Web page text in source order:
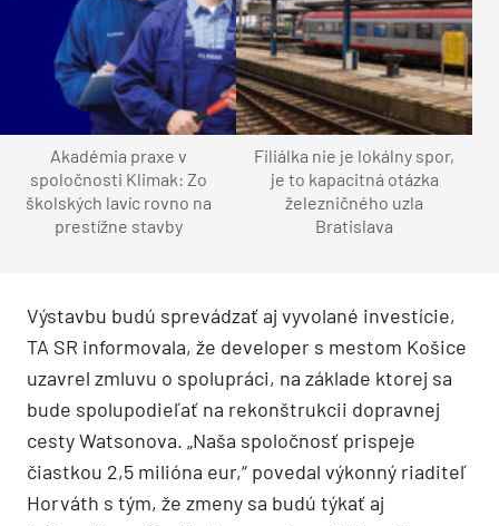
Akadémia praxe v
spoločnosti Klimak: Zo
školských lavíc rovno na
prestížne stavby
Filiálka nie je lokálny spor,
je to kapacitná otázka
železničného uzla
Bratislava
Výstavbu budú sprevádzať aj vyvolané investície,
TA SR informovala, že developer s mestom Košice
uzavrel zmluvu o spolupráci, na základe ktorej sa
bude spolupodieľať na rekonštrukcii dopravnej
cesty Watsonova. „Naša spoločnosť prispeje
čiastkou 2,5 milióna eur,“ povedal výkonný riaditeľ
Horváth s tým, že zmeny sa budú týkať aj